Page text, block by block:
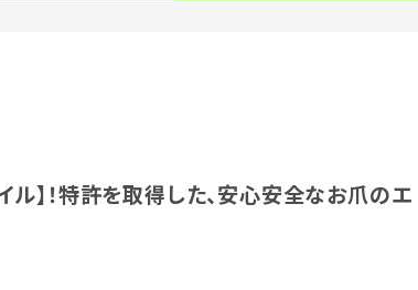
】！特許を取得した、安心安全なお爪のエ